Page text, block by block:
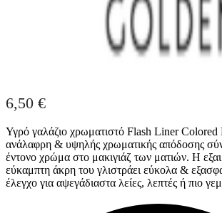
6,50 €
Υγρό γαλάζιο χρωματιστό Flash Liner Colored
ανάλαφρη & υψηλής χρωματικής απόδοσης
έντονο χρώμα στο μακιγιάζ των ματιών. Η
εύκαμπτη άκρη του γλιστράει εύκολα &
έλεγχο για αψεγάδιαστα λείες, λεπτές ή πιο